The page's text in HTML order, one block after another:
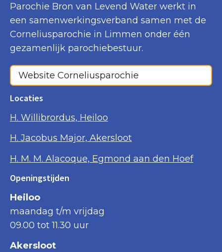
Parochie Bron van Levend Water werkt in
een samenwerkingsverband samen met de
Corneliusparochie in Limmen onder één
gezamenlijk parochiebestuur.
Website Corneliusparochie
Locaties
H. Willibrordus, Heiloo
H. Jacobus Major, Akersloot
H. M. M. Alacoque, Egmond aan den Hoef
Openingstijden
Heiloo
maandag t/m vrijdag
09.00 tot 11.30 uur
Akersloot